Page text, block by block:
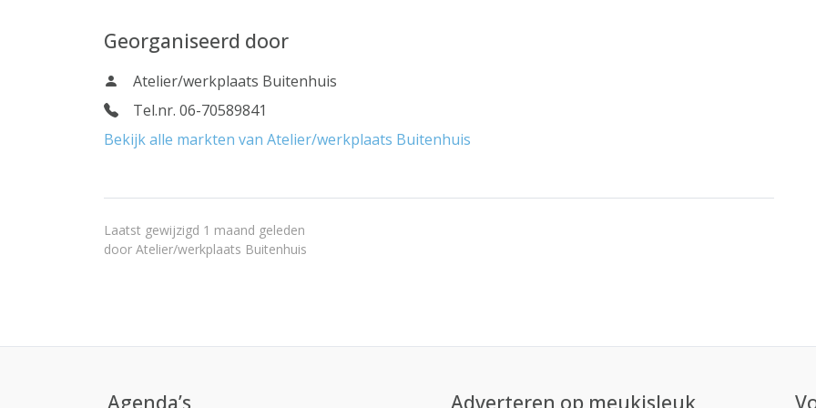
Georganiseerd door
Atelier/werkplaats Buitenhuis
Tel.nr. 06-70589841
Bekijk alle markten van Atelier/werkplaats Buitenhuis
Laatst gewijzigd 1 maand geleden
door Atelier/werkplaats Buitenhuis
Agenda’s Adverteren op meukisleuk